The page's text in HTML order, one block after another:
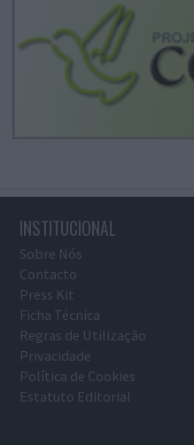
INSTITUCIONAL
Sobre Nós
Contacto
Press Kit
Ficha Técnica
Regras de Utilização
Privacidade
Política de Cookies
Estatuto Editorial